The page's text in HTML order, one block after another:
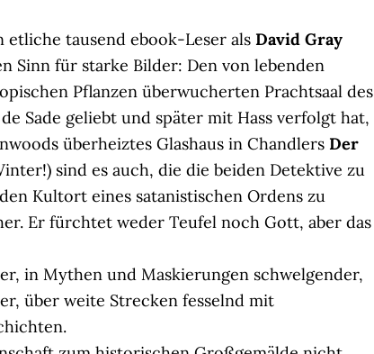
etliche tausend ebook-Leser als David Gray
Sinn für starke Bilder: Den von lebenden
Pflanzen überwucherten Prachtsaal des
Sade geliebt und später mit Hass verfolgt hat,
überheiztes Glashaus in Chandlers Der
sind es auch, die die beiden Detektive zu
Kultort eines satanistischen Ordens zu
Er fürchtet weder Teufel noch Gott, aber das
in Mythen und Maskierungen schwelgender,
über weite Strecken fesselnd mit